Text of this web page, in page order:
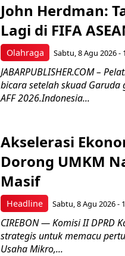
Olahraga
John Herdman:
Lagi di FIFA
Sabtu, 8 Agu 2026 -
JABARPUBLISHER.COM –
bicara setelah skuad
AFF 2026.Indonesia...
Headline
Akselerasi
Dorong UMKM
Masif
Sabtu, 8 Agu 2026 -
CIREBON — Komisi II DPRD
strategis untuk memacu
Usaha Mikro,...